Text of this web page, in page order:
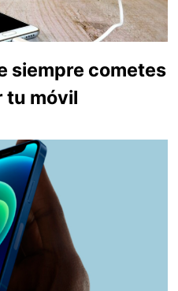
siempre cometes
tu móvil